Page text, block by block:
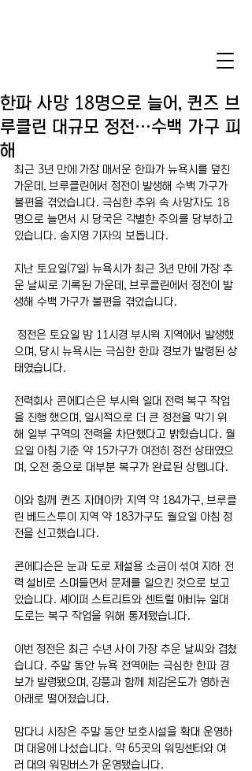
한파 사망 18명으로 늘어, 퀸즈 브
루클린 대규모 정전…수백 가구 피
해
최근 3년 만에 가장 매서운 한파가 뉴욕시를 덮친
가운데, 브루클린에서 정전이 발생해 수백 가구가
불편을 겪었습니다. 극심한 추위 속 사망자도 18
명으로 늘면서 시 당국은 각별한 주의를 당부하고
있습니다. 송지영 기자의 보돕니다.
지난 토요일(7일) 뉴욕시가 최근 3년 만에 가장 추
운 날씨로 기록된 가운데, 브루클린에서 정전이 발
생해 수백 가구가 불편을 겪었습니다.
으며, 당시 뉴욕시는 극심한 한파 경보가 발령된 상
태였습니다.
전력회사 콘에디슨은 부시윅 일대 전력 복구 작업
을 진행 했으며, 일시적으로 더 큰 정전을 막기 위
해 일부 구역의 전력을 차단했다고 밝혔습니다. 월
요일 아침 기준 약 15가구가 여전히 정전 상태였으
며, 오전 중으로 대부분 복구가 완료된 상탭니다.
이와 함께 퀸즈 자메이카 지역 약 184가구, 브루클
린 베드스투이 지역 약 183가구도 월요일 아침 정
전을 신고했습니다.
콘에디슨은 눈과 도로 제설용 소금이 섞여 지하 전
력 설비로 스며들면서 문제를 일으킨 것으로 보고
있습니다. 셰이퍼 스트리트와 센트럴 애비뉴 일대
도로는 복구 작업을 위해 통제됐습니다.
이번 정전은 최근 수년 사이 가장 추운 날씨와 겹쳤
습니다. 주말 동안 뉴욕 전역에는 극심한 한파 경
보가 발령됐으며, 강풍과 함께 체감온도가 영하권
아래로 떨어졌습니다.
맘다니 시장은 주말 동안 보호시설을 확대 운영하
며 대응에 나섰습니다. 약 65곳의 워밍센터와 여
러 대의 워밍버스가 운영됐습니다.